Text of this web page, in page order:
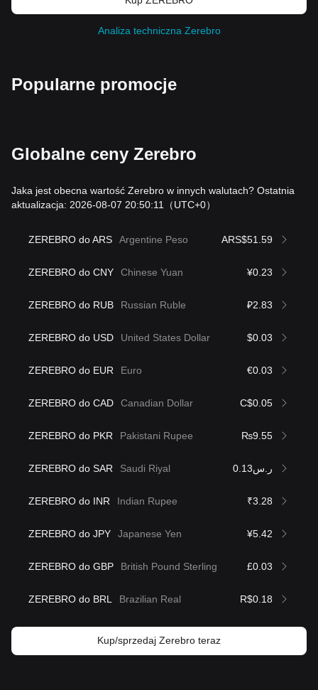
Analiza techniczna Zerebro
Popularne promocje
Globalne ceny Zerebro
Jaka jest obecna wartość Zerebro w innych walutach? Ostatnia
aktualizacja: 2026-08-07 20:50:11
（UTC+0）
ZEREBRO do ARS Argentine Peso ARS$51.59
ZEREBRO do CNY Chinese Yuan ¥0.23
ZEREBRO do RUB Russian Ruble ₽2.83
ZEREBRO do USD United States Dollar $0.03
ZEREBRO do EUR Euro €0.03
ZEREBRO do CAD Canadian Dollar C$0.05
ZEREBRO do PKR Pakistani Rupee ₨9.55
ZEREBRO do SAR Saudi Riyal ر.س0.13
ZEREBRO do INR Indian Rupee ₹3.28
ZEREBRO do JPY Japanese Yen ¥5.42
ZEREBRO do GBP British Pound Sterling £0.03
ZEREBRO do BRL Brazilian Real R$0.18
Kup/sprzedaj Zerebro teraz